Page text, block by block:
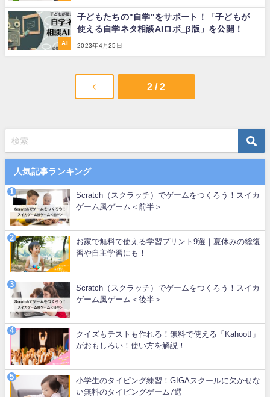
AI
子どもたちの"自学"をサポート！「子どもが
使える自学ネタ相談AIロボ_β版」を公開！
2023年4月25日
2 / 2
人気記事ランキング
Scratch（スクラッチ）でゲームをつくろう！スイカ
ゲーム風ゲーム＜前半＞
お家で無料で使える学習プリント9選｜夏休みの総復
習や自主学習にも！
Scratch（スクラッチ）でゲームをつくろう！スイカ
ゲーム風ゲーム＜後半＞
クイズもテストも作れる！無料で使える「Kahoot!」
がおもしろい！使い方を解説！
小学生のタイピング練習！GIGAスクールに欠かせな
い無料のタイピングゲーム7選